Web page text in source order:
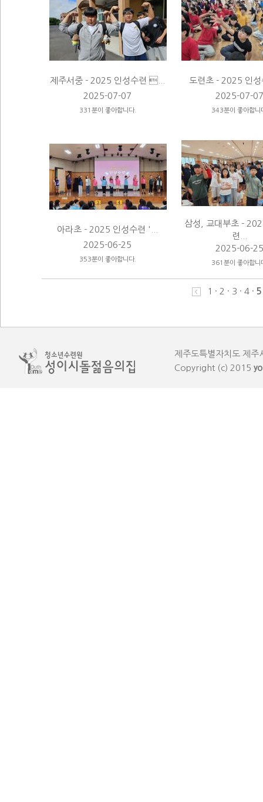
제주서중 - 2025 인성수련 ...
2025-07-07
331분이 좋아합니다.
도련초 - 2025 인
2025-07-
343분이 좋아합니
아라초 - 2025 인성수련 '...
2025-06-25
353분이 좋아합니다.
삼성, 교대부초 -
련...
2025-06-
361분이 좋아합니
1 · 2 · 3 ·4 · 5
제주도특별자치도 제
Copyright (c) 2015